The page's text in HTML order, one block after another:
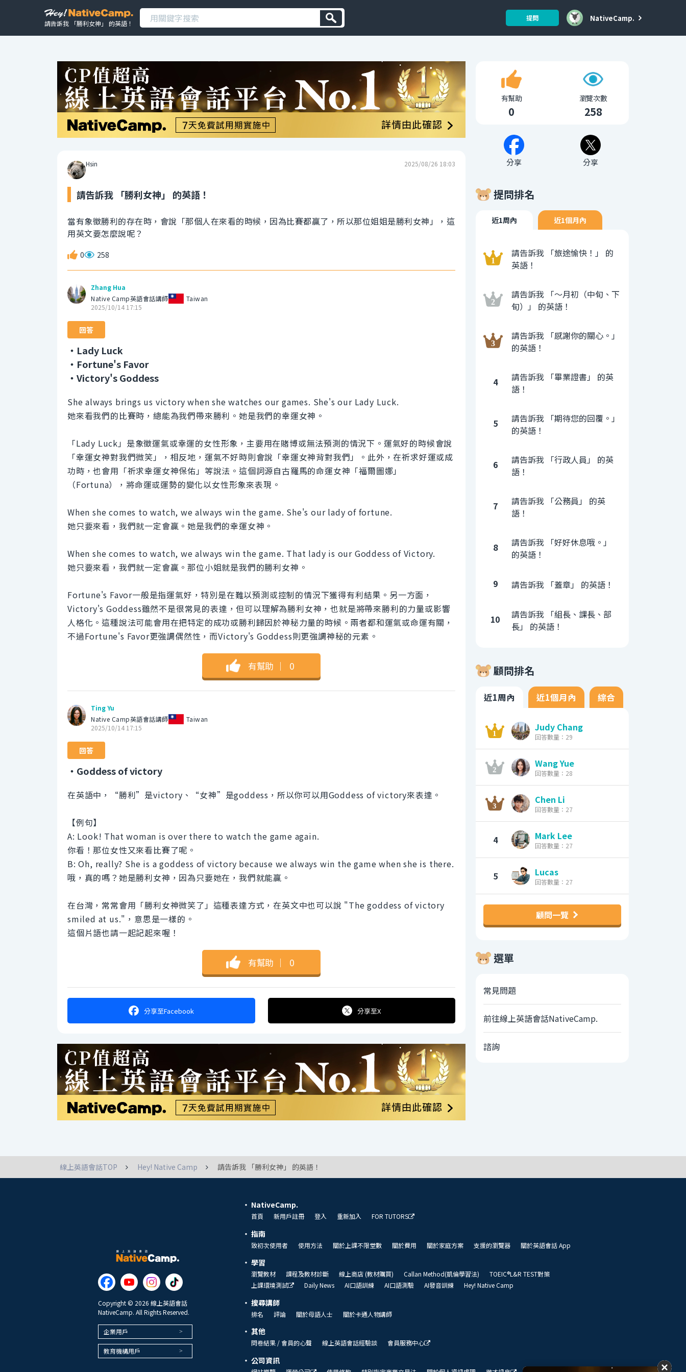
請告訴我 「勝利女神」 的英語！
提問 NativeCamp.
Hsin 2025/08/26 18:03
請告訴我 「勝利女神」 的英語！
當有象徵勝利的存在時，會說「那個人在來看的時候，因為比賽都贏了，所以那位姐姐是勝利女神」，這
用英文要怎麼說呢？
0 258
Zhang Hua
Native Camp英語會話講師
Taiwan
2025/10/14 17:15
回答
・Lady Luck
・Fortune's Favor
・Victory's Goddess
She always brings us victory when she watches our games. She's our Lady Luck.
她來看我們的比賽時，總能為我們帶來勝利。她是我們的幸運女神。
「Lady Luck」是象徵運氣或幸運的女性形象，主要用在賭博或無法預測的情況下。運氣好的時候會說
「幸運女神對我們微笑」，相反地，運氣不好時則會說「幸運女神背對我們」。此外，在祈求好運或成
功時，也會用「祈求幸運女神保佑」等說法。這個詞源自古羅馬的命運女神「福爾圖娜」
（Fortuna），將命運或運勢的變化以女性形象來表現。
When she comes to watch, we always win the game. She's our lady of fortune.
她只要來看，我們就一定會贏。她是我們的幸運女神。
When she comes to watch, we always win the game. That lady is our Goddess of Victory.
她只要來看，我們就一定會贏。那位小姐就是我們的勝利女神。
Fortune's Favor一般是指運氣好，特別是在難以預測或控制的情況下獲得有利結果。另一方面，
Victory's Goddess雖然不是很常見的表達，但可以理解為勝利女神，也就是將帶來勝利的力量或影響
人格化。這種說法可能會用在把特定的成功或勝利歸因於神秘力量的時候。兩者都和運氣或命運有關，
不過Fortune's Favor更強調偶然性，而Victory's Goddess則更強調神秘的元素。
有幫助 ｜ 0
Ting Yu
Native Camp英語會話講師
Taiwan
2025/10/14 17:15
回答
・Goddess of victory
在英語中，“勝利”是victory、“女神”是goddess，所以你可以用Goddess of victory來表達。
【例句】
A: Look! That woman is over there to watch the game again.
你看！那位女性又來看比賽了呢。
B: Oh, really? She is a goddess of victory because we always win the game when she is there.
哦，真的嗎？她是勝利女神，因為只要她在，我們就能贏。
在台灣，常常會用「勝利女神微笑了」這種表達方式，在英文中也可以說 "The goddess of victory
smiled at us."，意思是一樣的。
這個片語也請一起記起來喔！
有幫助 ｜ 0
分享至Facebook 分享至X
有幫助
0
瀏覽次數
258
分享 分享
提問排名
近1周內 近1個月內
請告訴我 「旅途愉快！」 的
英語！
請告訴我 「〜月初（中旬、下
旬）」 的英語！
請告訴我 「感謝你的關心。」
的英語！
4
請告訴我 「畢業證書」 的英
語！
5
請告訴我 「期待您的回覆。」
的英語！
6
請告訴我 「行政人員」 的英
語！
7
請告訴我 「公務員」 的英
語！
8
請告訴我 「好好休息哦。」
的英語！
9 請告訴我 「蓋章」 的英語！
10
請告訴我 「組長、課長、部
長」 的英語！
顧問排名
近1周內 近1個月內 綜合
Judy Chang
回答數量：29
Wang Yue
回答數量：28
Chen Li
回答數量：27
4 Mark Lee
回答數量：27
5 Lucas
回答數量：27
顧問一覽
選單
常見問題
前往線上英語會話NativeCamp.
諮詢
線上英語會話TOP Hey! Native Camp 請告訴我 「勝利女神」 的英語！
Copyright © 2026 線上英語會話
NativeCamp. All Rights Reserved.
企業用戶
教育機構用戶
NativeCamp.
首頁 新用戶註冊 登入 重新加入 FOR TUTORS
指南
致初次使用者 使用方法 關於上課不限堂數 關於費用 關於家庭方案 支援的瀏覽器 關於英語會話 App
學習
瀏覽教材 課程及教材診斷 線上商店 (教材購買) Callan Method(凱倫學習法)
TOEIC®L&R TEST對策
上課環境測試
Daily News AI口語訓練 AI口語測驗 AI發音訓練 Hey! Native Camp
搜尋講師
排名 評論 關於母語人士 關於卡通人物講師
其他
問卷結果 / 會員的心聲 線上英語會話經驗談 會員服務中心
公司資訊